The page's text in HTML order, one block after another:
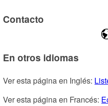
Contacto
En otros idiomas
Ver esta página en Inglés:
Ver esta página en Francés: